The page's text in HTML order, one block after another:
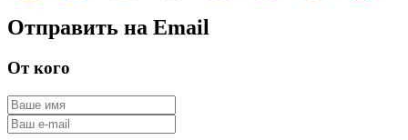
Отправить на Email
От кого